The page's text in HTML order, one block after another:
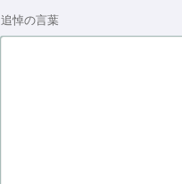
追悼の言葉